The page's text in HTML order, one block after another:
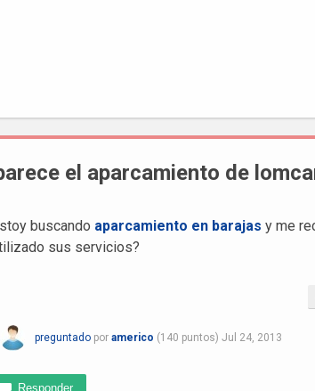
el aparcamiento de
buscando aparcamiento en barajas y me
sus servicios?
preguntado por americo (140 puntos) Jul 24, 2013